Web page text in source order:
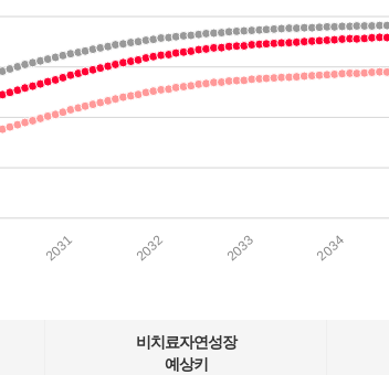
2034
2033
2032
2031
비치료자연성장
예상키